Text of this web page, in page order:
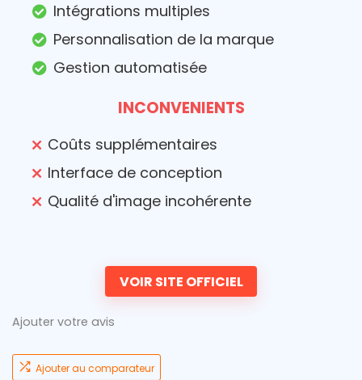
Intégrations multiples
Personnalisation de la marque
Gestion automatisée
INCONVENIENTS
Coûts supplémentaires
Interface de conception
Qualité d'image incohérente
VOIR SITE OFFICIEL
Ajouter votre avis
Ajouter au comparateur